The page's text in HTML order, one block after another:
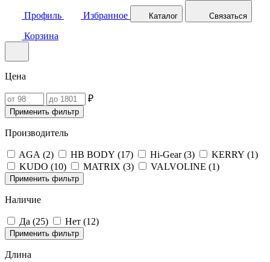
Профиль Избранное Каталог Связаться
Корзина
Цена
₽
Применить фильтр
Производитель
AGA (2) HB BODY (17) Hi-Gear (3) KERRY (1)
KUDO (10) MATRIX (3) VALVOLINE (1)
Применить фильтр
Наличие
Да (25) Нет (12)
Применить фильтр
Длина